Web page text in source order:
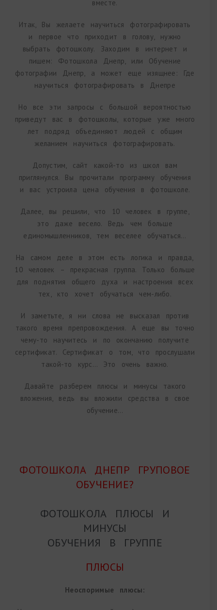
вместе.
Итак, Вы желаете научиться фотографировать
и первое что приходит в голову, нужно
выбрать фотошколу. Заходим в интернет и
пишем: Фотошкола Днепр, или Обучение
фотографии Днепр, а может еще изящнее: Где
научиться фотографировать в Днепре
Но все эти запросы с большой вероятностью
приведут вас в фотошколы, которые уже много
лет подряд объединяют людей с общим
желанием научиться фотографировать.
Допустим, сайт какой-то из школ вам
приглянулся. Вы прочитали программу обучения
и вас устроила цена обучения в фотошколе.
Далее, вы решили, что 10 человек в группе,
это даже весело. Ведь чем больше
единомышленников, тем веселее обучаться…
На самом деле в этом есть логика и правда,
10 человек – прекрасная группа. Только больше
для поднятия общего духа и настроения всех
тех, кто хочет обучаться чем-либо.
И заметьте, я ни слова не высказал против
такого время препровождения. А еще вы точно
чему-то научитесь и по окончанию получите
сертификат. Сертификат о том, что прослушали
такой-то курс… Это очень важно.
Давайте разберем плюсы и минусы такого
вложения, ведь вы вложили средства в свое
обучение…
ФОТОШКОЛА ДНЕПР ГРУПОВОЕ
ОБУЧЕНИЕ?
ФОТОШКОЛА ПЛЮСЫ И
МИНУСЫ
ОБУЧЕНИЯ В ГРУППЕ
ПЛЮСЫ
Неоспоримые плюсы: